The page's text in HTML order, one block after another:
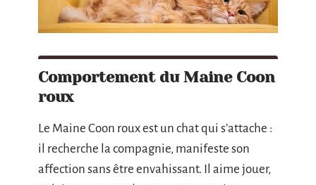
Comportement du Maine Coon
roux
Le Maine Coon roux est un chat qui s’attache :
il recherche la compagnie, manifeste son
affection sans être envahissant. Il aime jouer,